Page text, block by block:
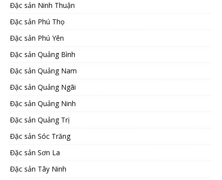
Đặc sản Ninh Thuận
Đặc sản Phú Thọ
Đặc sản Phú Yên
Đặc sản Quảng Bình
Đặc sản Quảng Nam
Đặc sản Quảng Ngãi
Đặc sản Quảng Ninh
Đặc sản Quảng Trị
Đặc sản Sóc Trăng
Đặc sản Sơn La
Đặc sản Tây Ninh